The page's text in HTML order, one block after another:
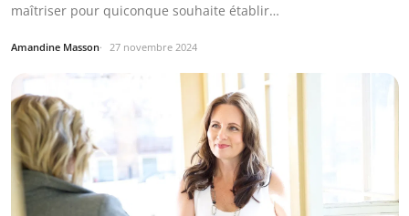
maîtriser pour quiconque souhaite établir…
Amandine Masson 27 novembre 2024